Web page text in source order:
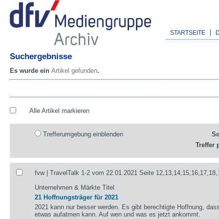
STARTSEITE
Suchergebnisse
Es wurde ein Artikel gefunden.
Alle Artikel markieren
Trefferumgebung einblenden
Treffer
fvw | TravelTalk 1-2 vom 22.01.2021 Seite
Unternehmen & Märkte Titel
21 Hoffnungsträger für 2021
2021 kann nur besser werden. Es gibt berechtigte Hoffnung,
etwas aufatmen kann. Auf wen und was es jetzt ankommt.